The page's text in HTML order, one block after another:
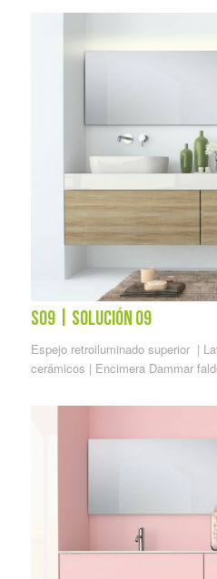
S09 | solución 09
Espejo retroiluminado superior |
cerámicos | Encimera Dammar